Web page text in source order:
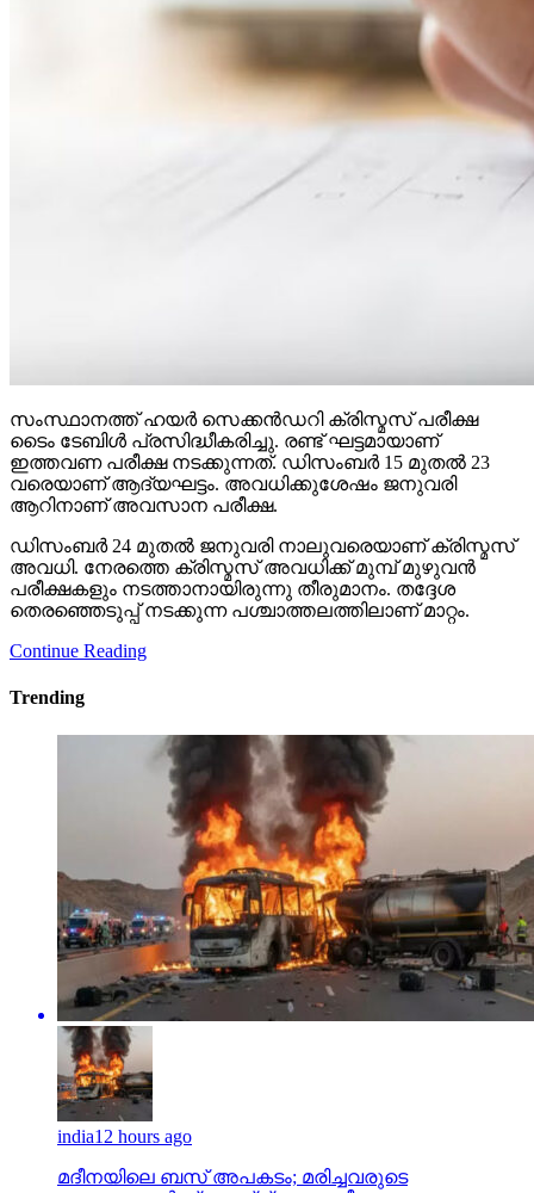
ഇത്തവണ പരീക്ഷ നടക്കുന്നത്. ഡിസംബര്‍ 15 മുതല്‍ 23
വരെയാണ് ആദ്യഘട്ടം. അവധിക്കുശേഷം ജനുവരി
ആറിനാണ് അവസാന പരീക്ഷ.
ഡിസംബര്‍ 24 മുതല്‍ ജനുവരി നാലുവരെയാണ് ക്രിസ്മസ്
പരീക്ഷകളും നടത്താനായിരുന്നു തീരുമാനം. തദ്ദേശ
തെരഞ്ഞെടുപ്പ് നടക്കുന്ന പശ്ചാത്തലത്തിലാണ് മാറ്റം.
Continue Reading
Trending
india12 hours ago
മദീനയിലെ ബസ് അപകടം; മരിച്ചവരുടെ
നല്‍കുമെന്ന് തെലങ്കാന സര്‍ക്കാര്‍